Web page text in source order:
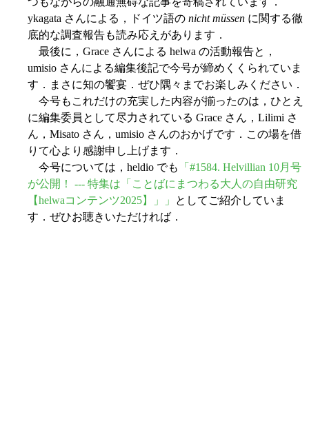
ykagata さんによる，ドイツ語の nicht müssen に関する徹
底的な調査報告も読み応えがあります．
最後に，Grace さんによる helwa の活動報告と，
umisio さんによる編集後記で今号が締めくくられていま
す．まさに知の饗宴．ぜひ隅々までお楽しみください．
今号もこれだけの充実した内容が揃ったのは，ひとえ
に編集委員として尽力されている Grace さん，Lilimi さ
ん，Misato さん，umisio さんのおかげです．この場を借
りて心より感謝申し上げます．
今号については，heldio でも
「#1584. Helvillian 10月号
が公開！ --- 特集は「ことばにまつわる大人の自由研究
【helwaコンテンツ2025】」」
としてご紹介していま
す．ぜひお聴きいただければ．